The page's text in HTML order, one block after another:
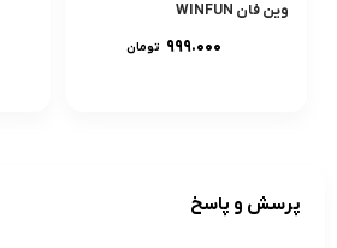
وين فان WINFUN
۹۹۹.۰۰۰ تومان
پرسش و پاسخ